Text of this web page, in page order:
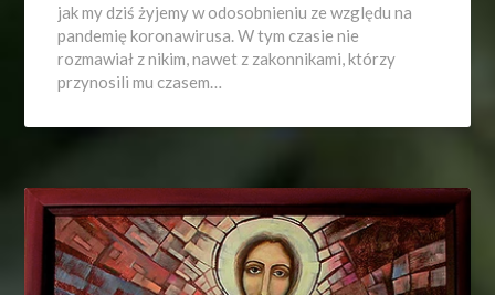
jak my dziś żyjemy w odosobnieniu ze względu na
pandemię koronawirusa. W tym czasie nie
rozmawiał z nikim, nawet z zakonnikami, którzy
przynosili mu czasem…